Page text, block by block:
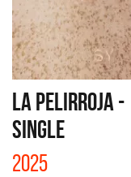
LA PELIRROJA -
SINGLE
2025